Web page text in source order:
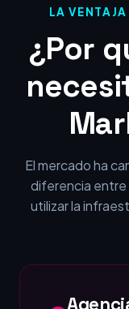
LA
¿Por
El mercado ha
diferencia
utilizar la